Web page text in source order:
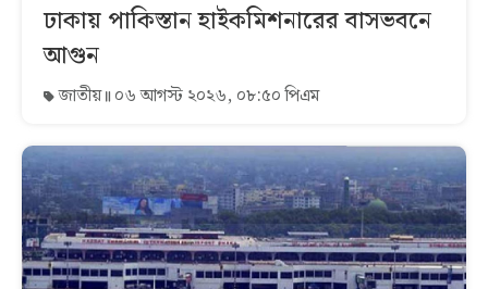
ঢাকায় পাকিস্তান হাইকমিশনারের বাসভবনে
আগুন
জাতীয় ০৬ আগস্ট ২০২৬, ০৮:৫০ পিএম